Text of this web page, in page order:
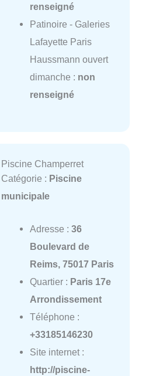
renseigné
Patinoire - Galeries
Lafayette Paris
Haussmann ouvert
dimanche : non
renseigné
Piscine Champerret
Catégorie : Piscine
municipale
Adresse : 36
Boulevard de
Reims, 75017 Paris
Quartier : Paris 17e
Arrondissement
Téléphone :
+33185146230
Site internet :
http://piscine-